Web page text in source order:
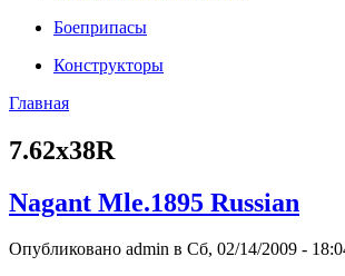
Боеприпасы
Конструкторы
Главная
7.62х38R
Nagant Mle.1895 Russian
Опубликовано admin в Сб, 02/14/2009 -